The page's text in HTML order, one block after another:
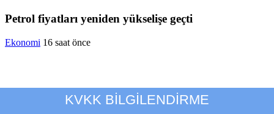
Petrol fiyatları yeniden yükselişe geçti
Ekonomi 16 saat önce
KVKK BİLGİLENDİRME